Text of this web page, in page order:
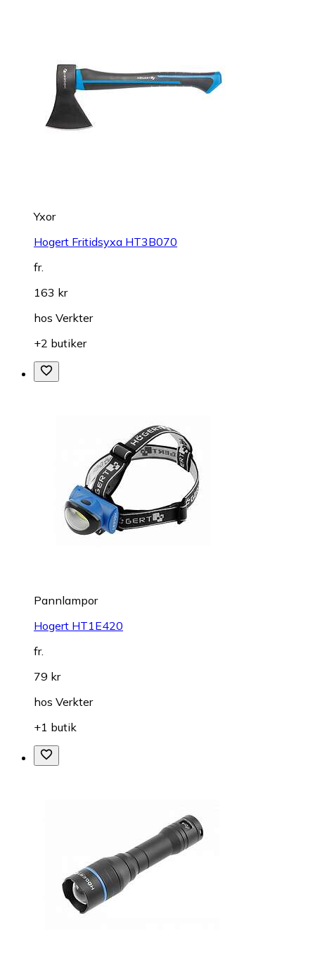
Yxor
Hogert Fritidsyxa HT3B070
fr.
163 kr
hos Verkter
+2 butiker
Pannlampor
Hogert HT1E420
fr.
79 kr
hos Verkter
+1 butik